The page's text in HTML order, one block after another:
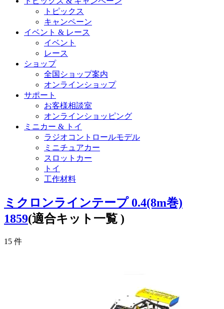
トピックス
キャンペーン
イベント & レース
イベント
レース
ショップ
全国ショップ案内
オンラインショップ
サポート
お客様相談室
オンラインショッピング
ミニカー & トイ
ラジオコントロールモデル
ミニチュアカー
スロットカー
トイ
工作材料
ミクロンラインテープ 0.4(8m巻)
1859(適合キット一覧 )
15 件